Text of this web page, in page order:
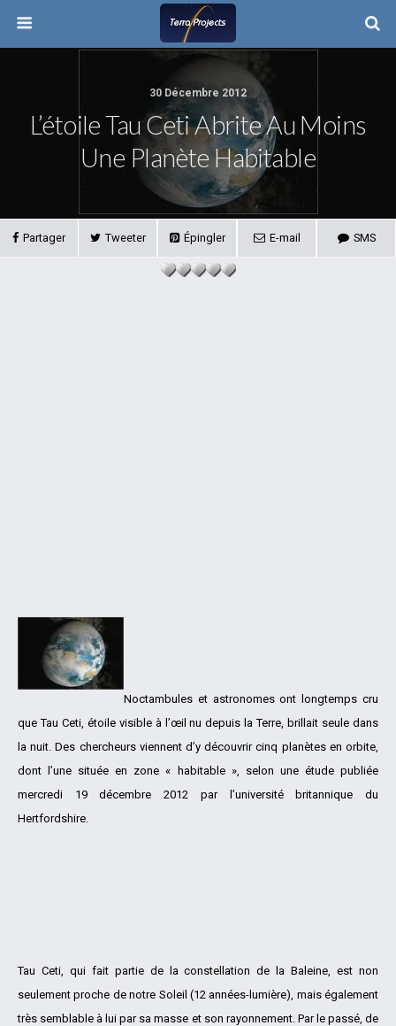
30 Décembre 2012
L’étoile Tau Ceti Abrite Au Moins
Une Planète Habitable
Partager Tweeter Épingler E-mail SMS
Noctambules et astronomes ont longtemps cru
que Tau Ceti, étoile visible à l’œil nu depuis la Terre, brillait seule dans
la nuit. Des chercheurs viennent d’y découvrir cinq planètes en orbite,
dont l’une située en zone « habitable », selon une étude publiée
mercredi 19 décembre 2012 par l’université britannique du
Hertfordshire.
Tau Ceti, qui fait partie de la constellation de la Baleine, est non
seulement proche de notre Soleil (12 années-lumière), mais également
très semblable à lui par sa masse et son rayonnement. Par le passé, de